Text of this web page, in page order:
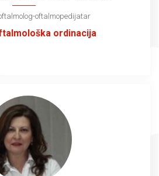
oftalmopedijatar
ordinacija